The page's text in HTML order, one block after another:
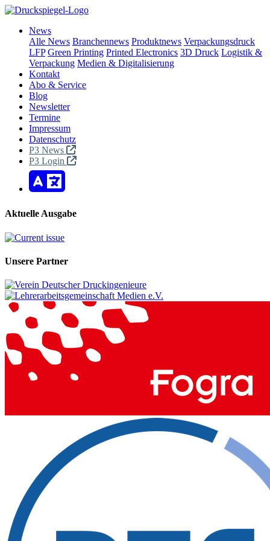
News
Alle News Branchennews Produktnews Verpackungsdruck
LFP Green Printing Printed Electronics 3D Druck Logistik &
Verpackung Medien & Digitalisierung
Kontakt
Abo & Service
Blog
Newsletter
Termine
Impressum
Datenschutz
P3 News
P3 Login
Aktuelle Ausgabe
Unsere Partner